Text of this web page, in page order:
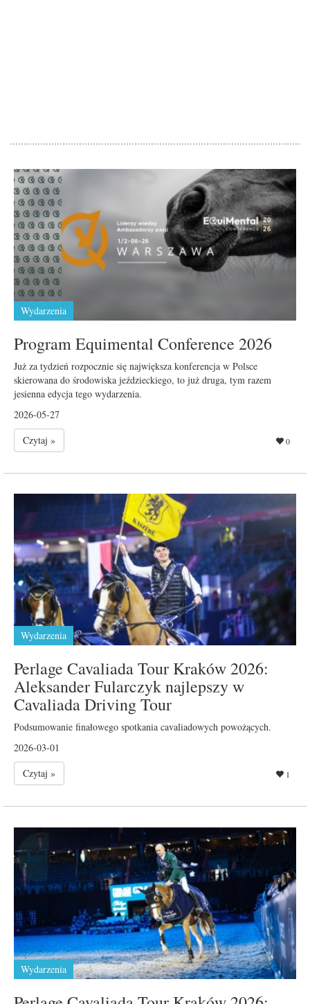
Wydarzenia
Program Equimental Conference 2026
Już za tydzień rozpocznie się największa konferencja w Polsce
skierowana do środowiska jeździeckiego, to już druga, tym razem
jesienna edycja tego wydarzenia.
2026-05-27
Czytaj »
0
Wydarzenia
Perlage Cavaliada Tour Kraków 2026:
Aleksander Fularczyk najlepszy w
Cavaliada Driving Tour
Podsumowanie finałowego spotkania cavaliadowych powożących.
2026-03-01
Czytaj »
1
Wydarzenia